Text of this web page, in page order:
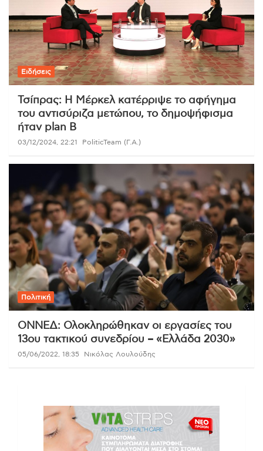
Ειδήσεις
Τσίπρας: Η Μέρκελ κατέρριψε το αφήγημα
του αντισύριζα μετώπου, το δημοψήφισμα
ήταν plan B
03/12/2024, 22:21 PoliticTeam (Γ.Α.)
Πολιτική
ΟΝΝΕΔ: Ολοκληρώθηκαν οι εργασίες του
13ου τακτικού συνεδρίου – «Ελλάδα 2030»
05/06/2022, 18:35 Νικόλας Λουλούδης